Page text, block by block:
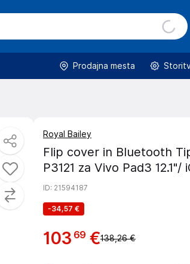
Prodajna mesta
Royal Bailey
Flip cover in Bluetooth
P3121 za Vivo Pad3 12.1"/
ID: 21594187
-34,57 €
103 69 €138,26 €